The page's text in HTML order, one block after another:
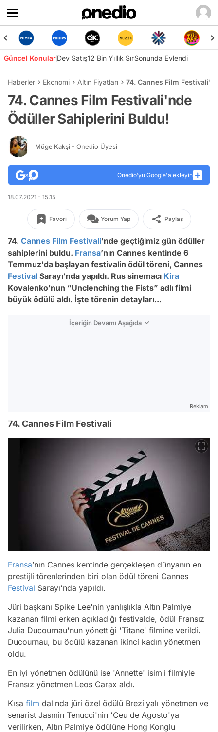
Güncel KonularDev Satış12 Bin Yıllık SırSonunda Evlendi
Haberler Ekonomi Altın Fiyatları 74. Cannes Film
74. Cannes Film Festivali'nde
Ödüller Sahiplerini Buldu!
Müge Kakşi - Onedio Üyesi
Onedio’yu Google'a ekleyin
18.07.2021 - 15:15
Favori Yorum Yap Paylaş
74. Cannes Film Festivali'nde geçtiğimiz gün ödüller
sahiplerini buldu. Fransa’nın Cannes kentinde 6
Temmuz'da başlayan festivalin ödül töreni, Cannes
Festival Sarayı'nda yapıldı. Rus sinemacı Kira
Kovalenko’nun “Unclenching the Fists” adlı filmi
büyük ödülü aldı. İşte törenin detayları...
İçeriğin Devamı Aşağıda
Reklam
74. Cannes Film Festivali
Fransa’nın Cannes kentinde gerçekleşen dünyanın en
prestijli törenlerinden biri olan ödül töreni Cannes
Festival Sarayı'nda yapıldı.
Jüri başkanı Spike Lee'nin yanlışlıkla Altın Palmiye
kazanan filmi erken açıkladığı festivalde, ödül Fransız
Julia Ducournau'nun yönettiği 'Titane' filmine verildi.
Ducournau, bu ödülü kazanan ikinci kadın yönetmen
oldu.
En iyi yönetmen ödülünü ise 'Annette' isimli filmiyle
Fransız yönetmen Leos Carax aldı.
Kısa film dalında jüri özel ödülü Brezilyalı yönetmen ve
senarist Jasmin Tenucci'nin 'Ceu de Agosto'ya
verilirken, Altın Palmiye ödülüne Hong Konglu